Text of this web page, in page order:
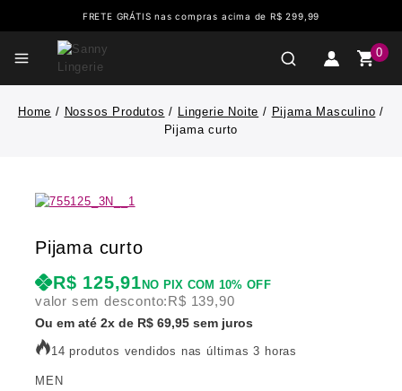
FRETE GRÁTIS nas compras acima de R$ 299,99
0
Home / Nossos Produtos / Lingerie Noite / Pijama Masculino /
Pijama curto
Pijama curto
R$ 125,91NO PIX COM 10% OFF
valor sem desconto:R$ 139,90
Ou em até 2x de R$ 69,95 sem juros
14 produtos vendidos nas últimas 3 horas
MEN